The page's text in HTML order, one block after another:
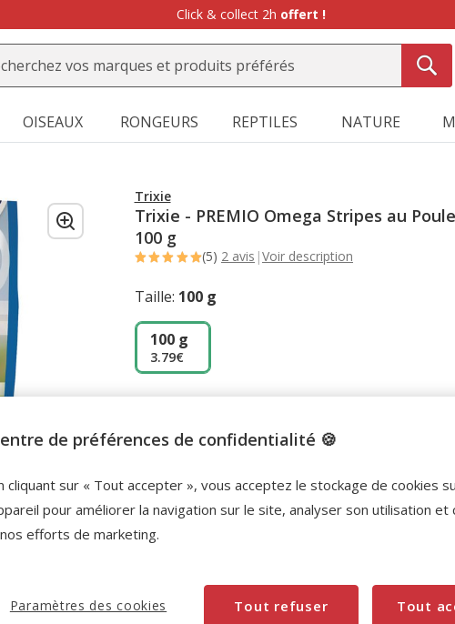
Click & collect 2h offert !
OISEAUX RONGEURS REPTILES NATURE
Trixie
Trixie - PREMIO Omega Stripes au
100 g
(5) 2 avis |Voir description
Taille: 100 g
100 g
3.79€
de préférences de confidentialité 🍪
cliquant sur « Tout accepter », vous acceptez le stockage de cookies
pour améliorer la navigation sur le site, analyser son utilisation et
efforts de marketing.
Tout refuser Tout
Paramètres des cookies